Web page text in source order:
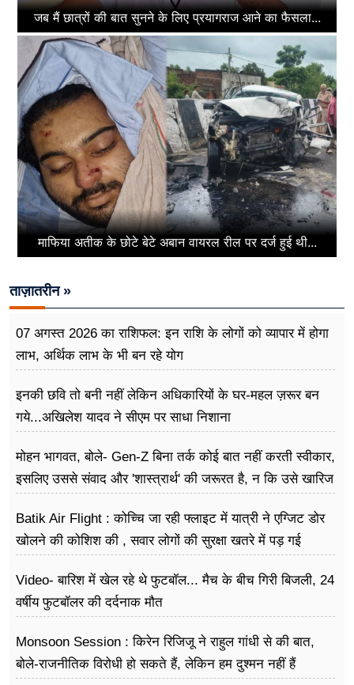
जब मैं छात्रों की बात सुनने के लिए प्रयागराज आने का फैसला...
माफिया अतीक के छोटे बेटे अबान वायरल रील पर दर्ज हुई थी...
ताज़ातरीन »
07 अगस्त 2026 का राशिफल: इन राशि के लोगों को व्यापार में होगा
लाभ, अर्थिक लाभ के भी बन रहे योग
इनकी छवि तो बनी नहीं लेकिन अधिकारियों के घर-महल ज़रूर बन
गये...अखिलेश यादव ने सीएम पर साधा​ निशाना
मोहन भागवत, बोले- Gen-Z बिना तर्क कोई बात नहीं करती स्वीकार,
इसलिए उससे संवाद और 'शास्त्रार्थ' की जरूरत है, न कि उसे खारिज
Batik Air Flight : कोच्चि जा रही फ्लाइट में यात्री ने एग्जिट डोर
खोलने की कोशिश की , सवार लोगों की सुरक्षा खतरे में पड़ गई
Video- बारिश में खेल रहे थे फुटबॉल... मैच के बीच गिरी बिजली, 24
वर्षीय फुटबॉलर की दर्दनाक मौत
Monsoon Session : किरेन रिजिजू ने राहुल गांधी से की बात,
बोले-राजनीतिक विरोधी हो सकते हैं, लेकिन हम दुश्मन नहीं हैं